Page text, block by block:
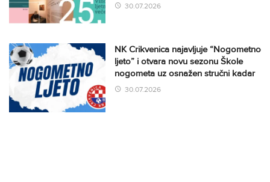
30.07.2026
NK Crikvenica najavljuje “Nogometno
ljeto” i otvara novu sezonu Škole
nogometa uz osnažen stručni kadar
30.07.2026